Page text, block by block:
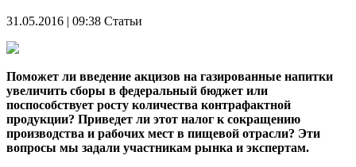
31.05.2016 | 09:38 Статьи
Поможет ли введение акцизов на газированные напитки
увеличить сборы в федеральный бюджет или
поспособствует росту количества контрафактной
продукции? Приведет ли этот налог к сокращению
производства и рабочих мест в пищевой отрасли? Эти
вопросы мы задали участникам рынка и экспертам.